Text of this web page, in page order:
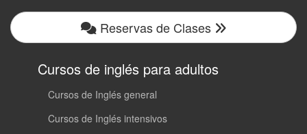
Reservas de Clases
Cursos de inglés para adultos
Cursos de Inglés general
Cursos de Inglés intensivos